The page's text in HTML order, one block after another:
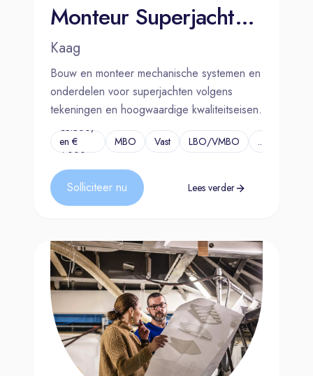
Monteur Superjachten (Constructie) | Kaag
Kaag
Bouw en monteer mechanische systemen en
onderdelen voor superjachten volgens
tekeningen en hoogwaardige kwaliteitseisen.
€3.300,-
en €
4.000,-
MBO Vast LBO/VMBO ...
Solliciteer nu Lees verder